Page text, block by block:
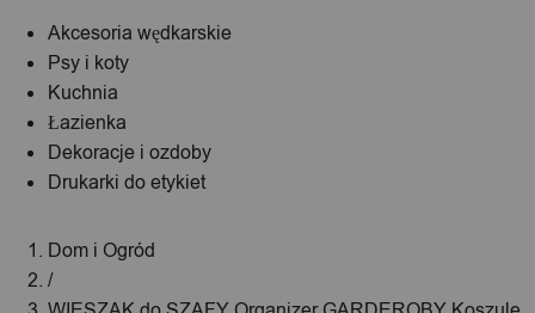
Akcesoria wędkarskie
Psy i koty
Kuchnia
Łazienka
Dekoracje i ozdoby
Drukarki do etykiet
Dom i Ogród
/